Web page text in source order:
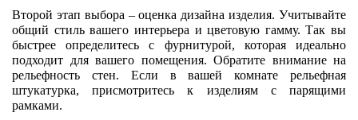
Второй этап выбора – оценка дизайна изделия. Учитывайте
общий стиль вашего интерьера и цветовую гамму. Так вы
быстрее определитесь с фурнитурой, которая идеально
подходит для вашего помещения. Обратите внимание на
рельефность стен. Если в вашей комнате рельефная
штукатурка, присмотритесь к изделиям с парящими
рамками.